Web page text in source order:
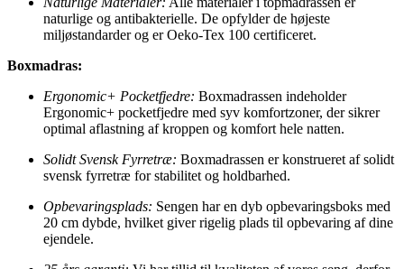
naturlige og antibakterielle. De opfylder de højeste
miljøstandarder og er Oeko-Tex 100 certificeret.
Boxmadras:
Ergonomic+ Pocketfjedre: Boxmadrassen indeholder
Ergonomic+ pocketfjedre med syv komfortzoner, der sikrer
optimal aflastning af kroppen og komfort hele natten.
Solidt Svensk Fyrretræ: Boxmadrassen er konstrueret af solidt
svensk fyrretræ for stabilitet og holdbarhed.
Opbevaringsplads: Sengen har en dyb opbevaringsboks med
20 cm dybde, hvilket giver rigelig plads til opbevaring af dine
ejendele.